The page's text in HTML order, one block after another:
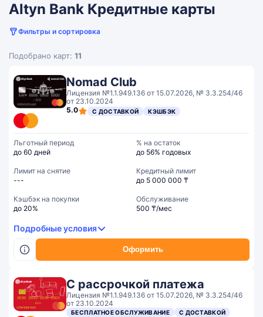
Altyn Bank Кредитные карты
Фильтры и сортировка
Подобрано карт: 11
Nomad Club
Лицензия №1.1.949.136 от 15.07.2026, № 3.3.254/46
от 23.10.2024
5.0
С ДОСТАВКОЙ КЭШБЭК
Оформить
Льготный период
до 60 дней
% на остаток
до 56% годовых
Лимит на снятие
---
Кредитный лимит
до 5 000 000 ₸
Кэшбэк на покупки
до 20%
Обслуживание
500 ₸/мес
Подробные условия
С рассрочкой платежа
Лицензия №1.1.949.136 от 15.07.2026, № 3.3.254/46
от 23.10.2024
БЕСПЛАТНОЕ ОБСЛУЖИВАНИЕ
С ДОСТАВКОЙ